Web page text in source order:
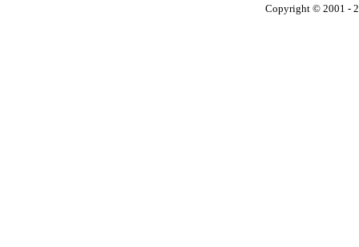
Copyright © 2001 -